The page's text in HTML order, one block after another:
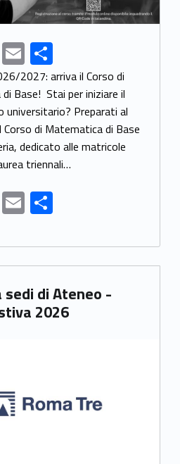
E
m
ai
l
S
h
ar
e
2027: arriva il Corso di
Base! Stai per iniziare il
universitario? Preparati al
Corso di Matematica di Base
dedicato alle matricole
triennali…
as
E
m
ai
l
S
ar
e
sedi di Ateneo -
2026